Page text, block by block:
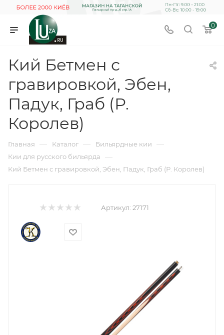
0
Кий Бетмен с
гравировкой, Эбен,
Падук, Граб (Р.
Королев)
Главная — Каталог — Бильярдные кии —
Кии для русского бильярда —
Кий Бетмен с гравировкой, Эбен, Падук, Граб (Р. Королев)
Артикул: 27171